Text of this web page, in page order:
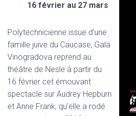
16 février au 27 mars
Polytechnicienne issue d’une
famille juive du Caucase, Gala
Vinogradova reprend au
théâtre de Nesle à partir du
16 février cet émouvant
spectacle sur Audrey Hepburn
et Anne Frank, qu’elle a rodé